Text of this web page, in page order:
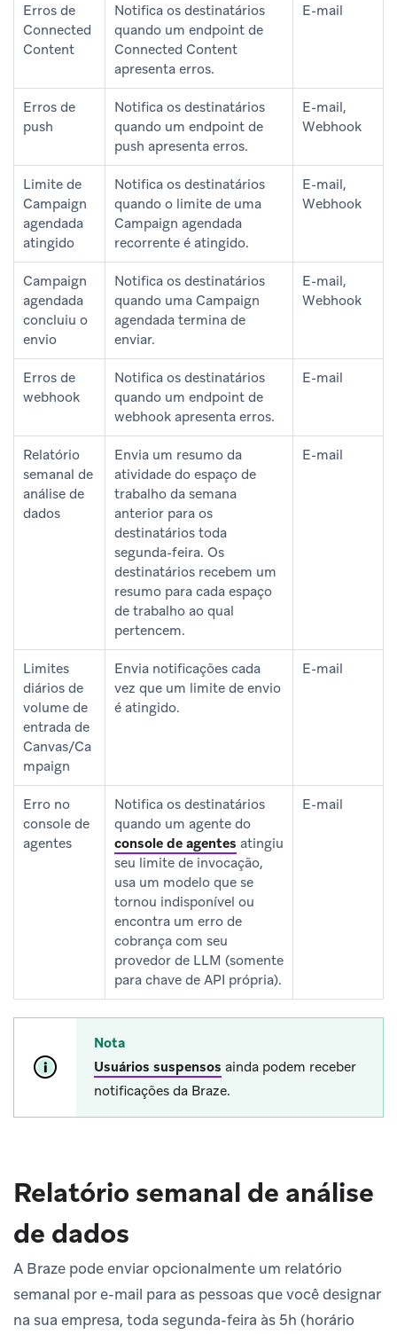
Erros de
Connected
Content
Notifica os destinatários
quando um endpoint de
Connected Content
apresenta erros.
E-mail
Erros de
push
Notifica os destinatários
quando um endpoint de
push apresenta erros.
E-mail,
Webhook
Limite de
Campaign
agendada
atingido
Notifica os destinatários
quando o limite de uma
Campaign agendada
recorrente é atingido.
E-mail,
Webhook
Campaign
agendada
concluiu o
envio
Notifica os destinatários
quando uma Campaign
agendada termina de
enviar.
E-mail,
Webhook
Erros de
webhook
Notifica os destinatários
quando um endpoint de
webhook apresenta erros.
E-mail
Relatório
semanal de
análise de
dados
Envia um resumo da
atividade do espaço de
trabalho da semana
anterior para os
destinatários toda
segunda-feira. Os
destinatários recebem um
resumo para cada espaço
de trabalho ao qual
pertencem.
E-mail
Limites
diários de
volume de
entrada de
Canvas/Ca
mpaign
Envia notificações cada
vez que um limite de envio
é atingido.
E-mail
Erro no
console de
agentes
Notifica os destinatários
quando um agente do
console de agentes atingiu
seu limite de invocação,
usa um modelo que se
tornou indisponível ou
encontra um erro de
cobrança com seu
provedor de LLM (somente
para chave de API própria).
E-mail
Nota
Usuários suspensos ainda podem receber
notificações da Braze.
Relatório semanal de análise
de dados
A Braze pode enviar opcionalmente um relatório
semanal por e-mail para as pessoas que você designar
na sua empresa, toda segunda-feira às 5h (horário